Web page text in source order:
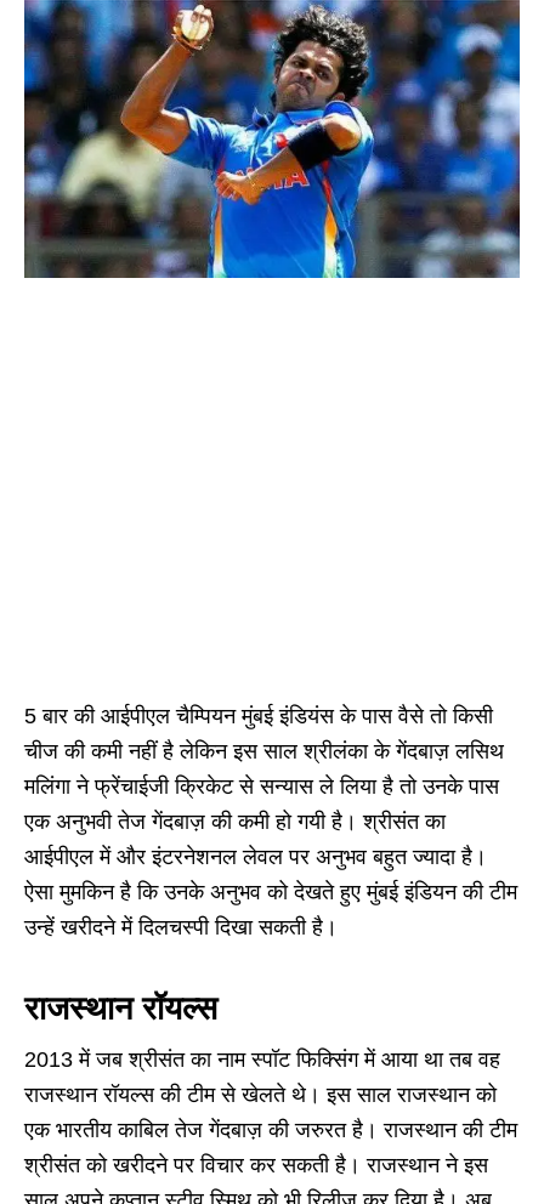
5 बार की आईपीएल चैम्पियन मुंबई इंडियंस के पास वैसे तो किसी
चीज की कमी नहीं है लेकिन इस साल श्रीलंका के गेंदबाज़ लसिथ
मलिंगा ने फ्रेंचाईजी क्रिकेट से सन्यास ले लिया है तो उनके पास
एक अनुभवी तेज गेंदबाज़ की कमी हो गयी है। श्रीसंत का
आईपीएल में और इंटरनेशनल लेवल पर अनुभव बहुत ज्यादा है।
ऐसा मुमकिन है कि उनके अनुभव को देखते हुए मुंबई इंडियन की टीम
उन्हें खरीदने में दिलचस्पी दिखा सकती है।
राजस्थान रॉयल्स
2013 में जब श्रीसंत का नाम स्पॉट फिक्सिंग में आया था तब वह
राजस्थान रॉयल्स की टीम से खेलते थे। इस साल राजस्थान को
एक भारतीय काबिल तेज गेंदबाज़ की जरुरत है। राजस्थान की टीम
श्रीसंत को खरीदने पर विचार कर सकती है। राजस्थान ने इस